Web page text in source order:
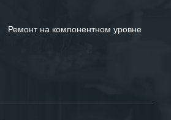
Ремонт на компонентном уровне